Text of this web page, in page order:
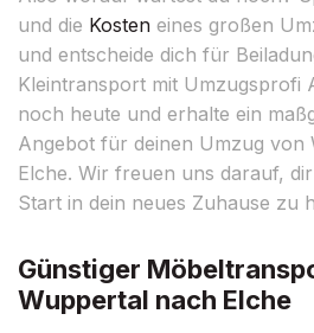
und die Kosten eines großen
und entscheide dich für
Kleintransport mit Umzugsprofi
noch heute und erhalte ein
Angebot für deinen Umzug von
Elche. Wir freuen uns darauf,
Start in dein neues Zuhause zu
Günstiger
Wuppertal nach Elche